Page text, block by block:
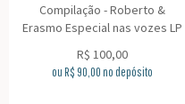
Compilação - Roberto &
Erasmo Especial nas vozes LP
R$ 100,00
ou R$ 90,00no depósito